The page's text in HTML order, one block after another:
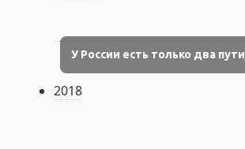
У России есть только два пути
2018